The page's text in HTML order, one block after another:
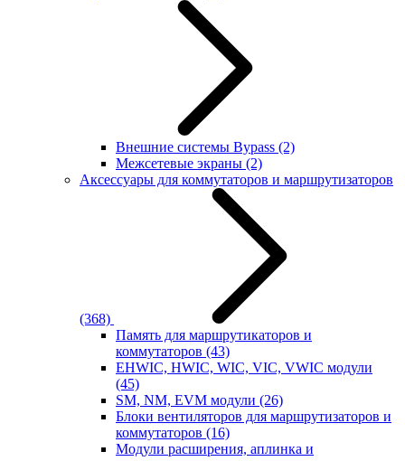
Внешние системы Bypass (2)
Межсетевые экраны (2)
Аксессуары для коммутаторов и маршрутизаторов
(368)
Память для маршрутикаторов и
коммутаторов (43)
EHWIC, HWIC, WIC, VIC, VWIC модули
(45)
SM, NM, EVM модули (26)
Блоки вентиляторов для маршрутизаторов и
коммутаторов (16)
Модули расширения, аплинка и